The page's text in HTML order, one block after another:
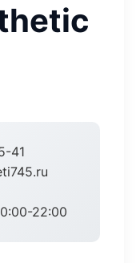
41
22:00